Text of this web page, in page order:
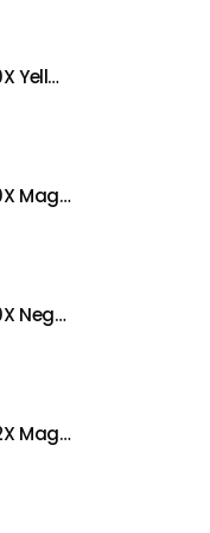
Tóner HP 230X Yellow Original – Impresión Láser a Todo Color con Eficiencia y Precisión
Tóner HP 230X Magenta Original – Precisión, Color y Tecnología Avanzada
Tóner HP 230X Negro Original – Alta Tecnología, Máximo Rendimiento
Tóner HP 202X Magenta CF503X – Impresión con Color y Precisión Profesional